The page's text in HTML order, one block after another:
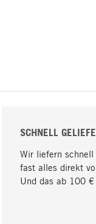
SCHNELL
Wir liefern schnell
fast alles direkt
Und das ab 100